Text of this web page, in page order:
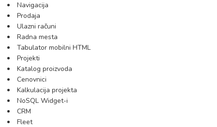
Navigacija
Prodaja
Ulazni računi
Radna mesta
Tabulator mobilni HTML
Projekti
Katalog proizvoda
Cenovnici
Kalkulacija projekta
NoSQL Widget-i
CRM
Fleet